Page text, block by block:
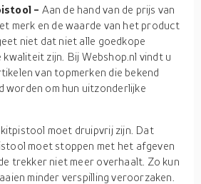
- Aan de hand van de prijs van
merk en de waarde van het product
niet dat niet alle goedkope
zijn. Bij Webshop.nl vindt u
van topmerken die bekend
worden om hun uitzonderlijke
moet druipvrij zijn. Dat
moet stoppen met het afgeven
trekker niet meer overhaalt. Zo kun
minder verspilling veroorzaken.